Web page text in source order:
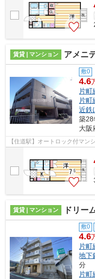
賃貸 | マンション アメニ
敷0
4.6
片町
片町
近鉄
築28
大阪
【住道駅】オートロック付マ
賃貸 | マンション ドリー
敷0
4.6
片町
地下
分
片町